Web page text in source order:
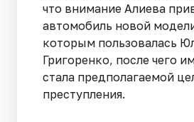
что внимание Алиева
автомобиль новой
которым пользовалась
Григоренко, после чего
стала предполагаемой
преступления.